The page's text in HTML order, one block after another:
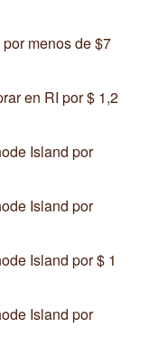
menos de $7
en RI por $ 1,2
Island por
Island por
Island por $ 1
Island por